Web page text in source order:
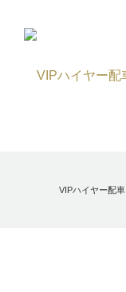
VIPハイヤー配車